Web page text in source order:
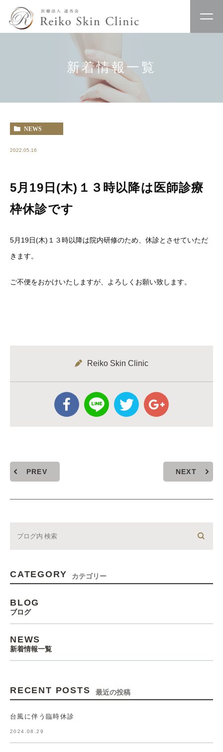
新着情報一覧
NEWS
2022.05.16
5月19日(木)１３時以降は医師診療
枠休診です
5月19日(木)１３時以降は院内研修のため、休診とさせていただ
きます。
ご不便をおかけいたしますが、よろしくお願い致します。
Reiko Skin Clinic
PREV NEXT
CATEGORY カテゴリー
BLOG
ブログ
NEWS
新着情報一覧
RECENT POSTS 最近の投稿
台風に伴う臨時休診
2024.08.29